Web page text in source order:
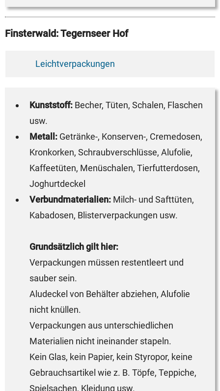
Finsterwald: Tegernseer Hof
Leichtverpackungen
Kunststoff: Becher, Tüten, Schalen, Flaschen
usw.
Metall: Getränke-, Konserven-, Cremedosen,
Kronkorken, Schraubverschlüsse, Alufolie,
Kaffeetüten, Menüschalen, Tierfutterdosen,
Joghurtdeckel
Verbundmaterialien: Milch- und Safttüten,
Kabadosen, Blisterverpackungen usw.
Grundsätzlich gilt hier:
Verpackungen müssen restentleert und
sauber sein.
Aludeckel von Behälter abziehen, Alufolie
nicht knüllen.
Verpackungen aus unterschiedlichen
Materialien nicht ineinander stapeln.
Kein Glas, kein Papier, kein Styropor, keine
Gebrauchsartikel wie z. B. Töpfe, Teppiche,
Spielsachen, Kleidung usw.